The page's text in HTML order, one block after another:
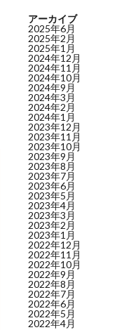
アーカイブ
2025年6月
2025年2月
2025年1月
2024年12月
2024年11月
2024年10月
2024年9月
2024年3月
2024年2月
2024年1月
2023年12月
2023年11月
2023年10月
2023年9月
2023年8月
2023年7月
2023年6月
2023年5月
2023年4月
2023年3月
2023年2月
2023年1月
2022年12月
2022年11月
2022年10月
2022年9月
2022年8月
2022年7月
2022年6月
2022年5月
2022年4月